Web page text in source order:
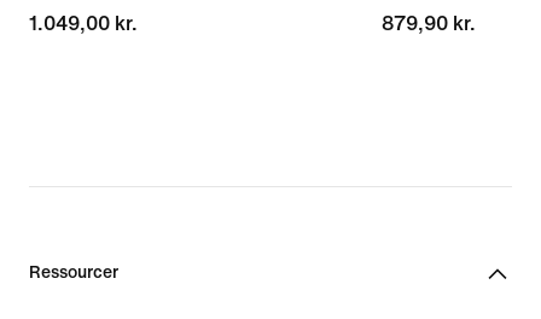
1.049,00 kr.
1.049,00 kr.
879,90 kr.
879,90 kr.
Ressourcer